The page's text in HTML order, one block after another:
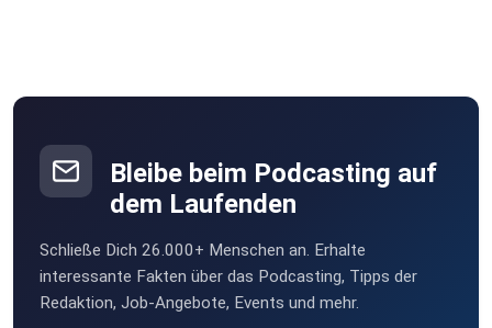
Bleibe beim Podcasting auf
dem Laufenden
Schließe Dich 26.000+ Menschen an. Erhalte
interessante Fakten über das Podcasting, Tipps der
Redaktion, Job-Angebote, Events und mehr.